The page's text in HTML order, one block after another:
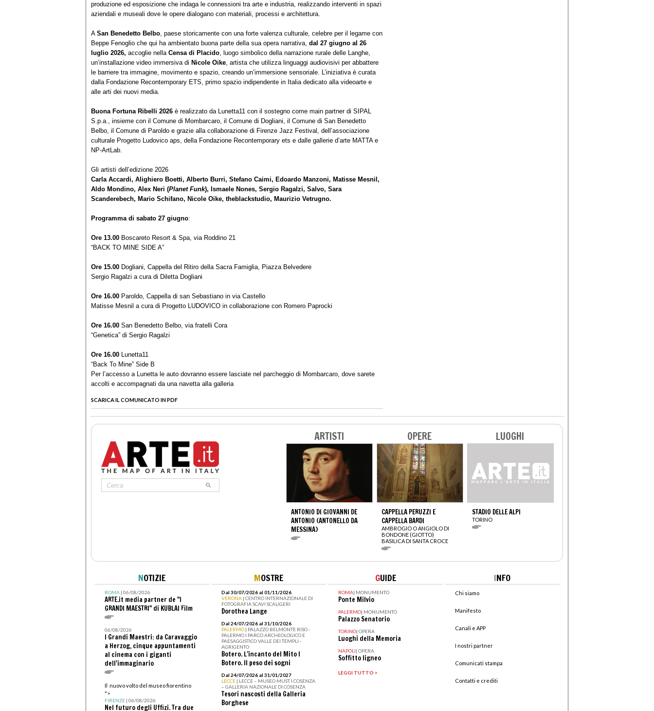
produzione ed esposizione che indaga le connessioni tra arte e industria, realizzando interventi in spazi
aziendali e museali dove le opere dialogano con materiali, processi e architettura.
A San Benedetto Belbo, paese storicamente con una forte valenza culturale, celebre per il legame con
Beppe Fenoglio che qui ha ambientato buona parte della sua opera narrativa, dal 27 giugno al 26
luglio 2026, accoglie nella Censa di Placido, luogo simbolico della narrazione rurale delle Langhe,
un’installazione video immersiva di Nicole Oike, artista che utilizza linguaggi audiovisivi per abbattere
le barriere tra immagine, movimento e spazio, creando un’immersione sensoriale. L’iniziativa è curata
dalla Fondazione Recontemporary ETS, primo spazio indipendente in Italia dedicato alla videoarte e
alle arti dei nuovi media.
Buona Fortuna Ribelli 2026 è realizzato da Lunetta11 con il sostegno come main partner di SIPAL
S.p.a., insieme con il Comune di Mombarcaro, il Comune di Dogliani, il Comune di San Benedetto
Belbo, il Comune di Paroldo e grazie alla collaborazione di Firenze Jazz Festival, dell’associazione
culturale Progetto Ludovico aps, della Fondazione Recontemporary ets e dalle gallerie d’arte MATTA e
NP-ArtLab.
Gli artisti dell’edizione 2026
Carla Accardi, Alighiero Boetti, Alberto Burri, Stefano Caimi, Edoardo Manzoni, Matisse Mesnil,
Aldo Mondino, Alex Neri (Planet Funk), Ismaele Nones, Sergio Ragalzi, Salvo, Sara
Scanderebech, Mario Schifano, Nicole Oike, theblackstudio, Maurizio Vetrugno.
Programma di sabato 27 giugno:
Ore 13.00 Boscareto Resort & Spa, via Roddino 21
“BACK TO MINE SIDE A”
Ore 15.00 Dogliani, Cappella del Ritiro della Sacra Famiglia, Piazza Belvedere
Sergio Ragalzi a cura di Diletta Dogliani
Ore 16.00 Paroldo, Cappella di san Sebastiano in via Castello
Matisse Mesnil a cura di Progetto LUDOVICO in collaborazione con Romero Paprocki
Ore 16.00 San Benedetto Belbo, via fratelli Cora
“Genetica” di Sergio Ragalzi
Ore 16.00 Lunetta11
“Back To Mine” Side B
Per l’accesso a Lunetta le auto dovranno essere lasciate nel parcheggio di Mombarcaro, dove sarete
accolti e accompagnati da una navetta alla galleria
SCARICA IL COMUNICATO IN PDF
ARTISTI
ANTONIO DI GIOVANNI DE
ANTONIO (ANTONELLO DA
MESSINA)
OPERE
CAPPELLA PERUZZI E
CAPPELLA BARDI
AMBROGIO O ANGIOLO DI
BONDONE (GIOTTO)
BASILICA DI SANTA CROCE
LUOGHI
STADIO DELLE ALPI
TORINO
NOTIZIE
ROMA| 06/08/2026
ARTE.it media partner de "I
GRANDI MAESTRI" di KUBLAI Film
06/08/2026
I Grandi Maestri: da Caravaggio
a Herzog, cinque appuntamenti
al cinema con i giganti
dell'immaginario
Il nuovo volto del museo fiorentino
">
FIRENZE| 06/08/2026
Nel futuro degli Uffizi. Tra due
MOSTRE
Dal 30/07/2026 al 01/11/2026
VERONA | CENTRO INTERNAZIONALE DI
FOTOGRAFIA SCAVI SCALIGERI
Dorothea Lange
Dal 24/07/2026 al 31/10/2026
PALERMO | PALAZZO BELMONTE RISO -
PALERMO I PARCO ARCHEOLOGICO E
PAESAGGISTICO VALLE DEI TEMPLI -
AGRIGENTO
Botero. L’incanto del Mito I
Botero. Il peso dei sogni
Dal 24/07/2026 al 31/01/2027
LECCE | LECCE – MUSEO MUST I COSENZA
– GALLERIA NAZIONALE DI COSENZA
Tesori nascosti della Galleria
Borghese
GUIDE
ROMA| MONUMENTO
Ponte Milvio
PALERMO| MONUMENTO
Palazzo Senatorio
TORINO| OPERA
Luoghi della Memoria
NAPOLI| OPERA
Soffitto ligneo
LEGGI TUTTO >
INFO
Chi siamo
Manifesto
Canali e APP
I nostri partner
Comunicati stampa
Contatti e crediti